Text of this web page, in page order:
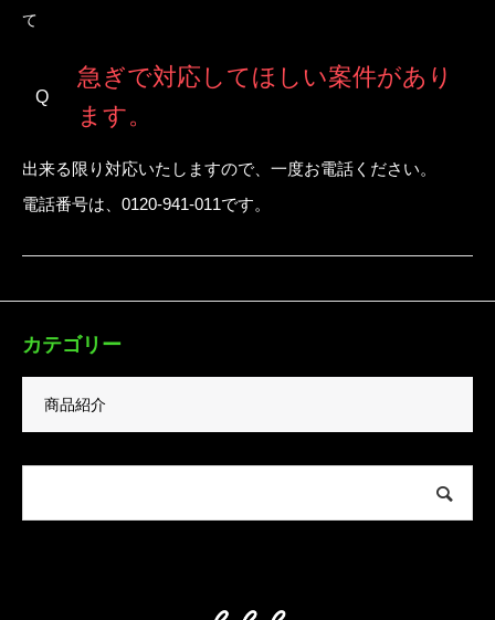
て
急ぎで対応してほしい案件があり
ます。
出来る限り対応いたしますので、一度お電話ください。
電話番号は、0120-941-011です。
カテゴリー
商品紹介